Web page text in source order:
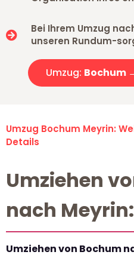
Bei Ihrem Umzug
unseren Rundum-
Umzug: Bochum
Umzug Bochum Meyrin:
Details
Umziehen
nach
Umziehen von Bochum